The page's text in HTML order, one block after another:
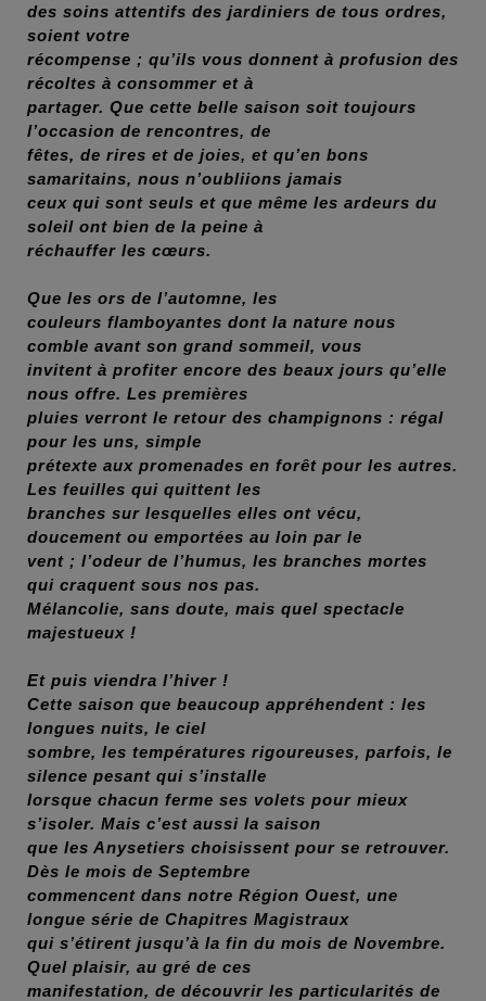
des soins attentifs des jardiniers de tous ordres,
soient votre
récompense ; qu’ils vous donnent à profusion des
récoltes à consommer et à
partager. Que cette belle saison soit toujours
l’occasion de rencontres, de
fêtes, de rires et de joies, et qu’en bons
samaritains, nous n’oubliions jamais
ceux qui sont seuls et que même les ardeurs du
soleil ont bien de la peine à
réchauffer les cœurs.
Que les ors de l’automne, les
couleurs flamboyantes dont la nature nous
comble avant son grand sommeil, vous
invitent à profiter encore des beaux jours qu’elle
nous offre. Les premières
pluies verront le retour des champignons : régal
pour les uns, simple
prétexte aux promenades en forêt pour les autres.
Les feuilles qui quittent les
branches sur lesquelles elles ont vécu,
doucement ou emportées au loin par le
vent ; l’odeur de l’humus, les branches mortes
qui craquent sous nos pas.
Mélancolie, sans doute, mais quel spectacle
majestueux !
Et puis viendra l’hiver !
Cette saison que beaucoup appréhendent : les
longues nuits, le ciel
sombre, les températures rigoureuses, parfois, le
silence pesant qui s’installe
lorsque chacun ferme ses volets pour mieux
s’isoler. Mais c’est aussi la saison
que les Anysetiers choisissent pour se retrouver.
Dès le mois de Septembre
commencent dans notre Région Ouest, une
longue série de Chapitres Magistraux
qui s’étirent jusqu’à la fin du mois de Novembre.
Quel plaisir, au gré de ces
manifestation, de découvrir les particularités de